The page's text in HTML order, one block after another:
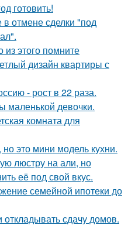
готовить!
отмене сделки "под
этого помните
дизайн квартиры с
- рост в 22 раза.
маленькой девочки.
комната для
но это мини модель кухни.
люстру на али, но
её под свой вкус.
семейной ипотеки до
сдачу домов.